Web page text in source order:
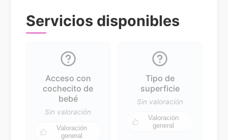
Servicios disponibles
Acceso con
cochecito de
bebé
Sin valoración
Valoración
general
Tipo de
superficie
Sin valoración
Valoración
general